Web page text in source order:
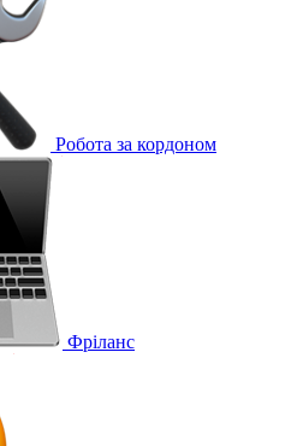
Робота за кордоном
Фріланс